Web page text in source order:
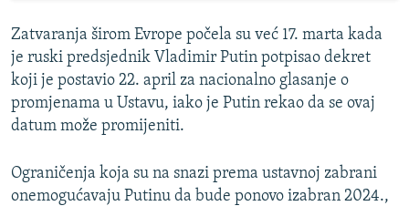
Zatvaranja širom Evrope počela su već 17. marta kada
je ruski predsjednik Vladimir Putin potpisao dekret
koji je postavio 22. april za nacionalno glasanje o
promjenama u Ustavu, iako je Putin rekao da se ovaj
datum može promijeniti.
Ograničenja koja su na snazi prema ustavnoj zabrani
onemogućavaju Putinu da bude ponovo izabran 2024.,